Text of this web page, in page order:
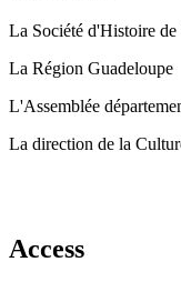
La Société d'Histoire de
La Région Guadeloupe
L'Assemblée
La direction de la
Access